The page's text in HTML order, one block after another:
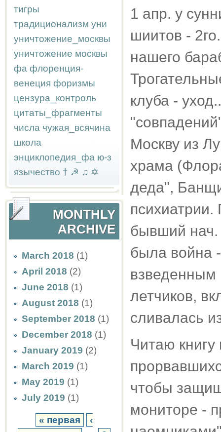
тигры
традиционализм уни
уничтожение_москвы
уничтожение москвы
фа флоренция-
венеция форизмы
цензура_контроль
цитаты_фрагменты
числа чужая_всячина
школа
энциклопедия_фа ю-з
язычество † ☭ ♫ ✡
MONTHLY
ARCHIVE
March 2018 (1)
April 2018 (2)
June 2018 (1)
August 2018 (1)
September 2018 (1)
December 2018 (1)
January 2019 (2)
March 2019 (1)
May 2019 (1)
July 2019 (1)
« первая
‹
1 апр. у
шиитов -
нашего
клуба -
Москву из
храма
деда",
психиатрии.
бывший нач.
была война
взведенным
летчиков,
сливалась
Читаю
чтобы
мониторе -